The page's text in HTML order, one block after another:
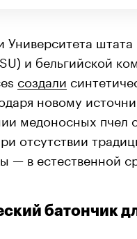
Университета штата
и бельгийской
создали
новому
медоносных пчел
отсутствии
в естественной
батончик